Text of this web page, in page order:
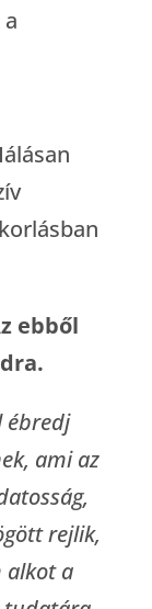
ebből
ébredj
ami az
rejlik,
alkot a